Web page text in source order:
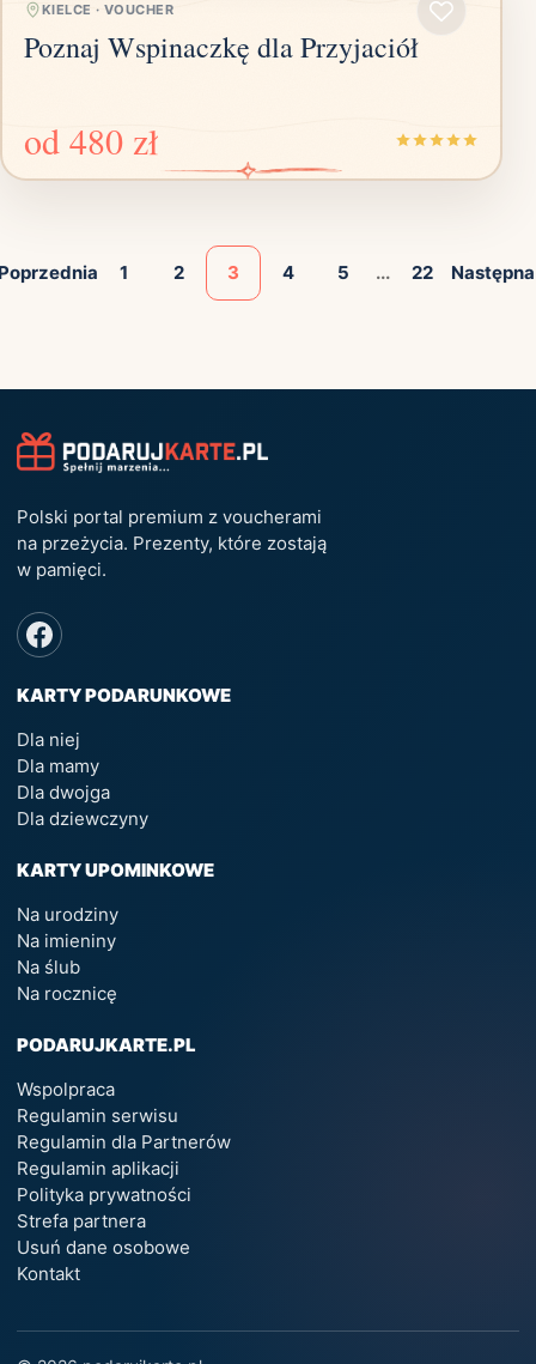
KIELCE · VOUCHER
Poznaj Wspinaczkę dla Przyjaciół
od 480 zł
1 2 3 4 5 ... 22 Następna
Polski portal premium z voucherami
na przeżycia. Prezenty, które zostają
w pamięci.
KARTY PODARUNKOWE
Dla niej
Dla mamy
Dla dwojga
Dla dziewczyny
KARTY UPOMINKOWE
Na urodziny
Na imieniny
Na ślub
Na rocznicę
PODARUJKARTE.PL
Wspolpraca
Regulamin serwisu
Regulamin dla Partnerów
Regulamin aplikacji
Polityka prywatności
Strefa partnera
Usuń dane osobowe
Kontakt